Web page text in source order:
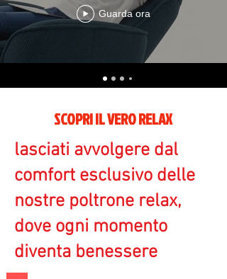
Guarda ora
SCOPRI IL VERO RELAX
lasciati avvolgere dal
comfort esclusivo delle
nostre poltrone relax,
dove ogni momento
diventa benessere